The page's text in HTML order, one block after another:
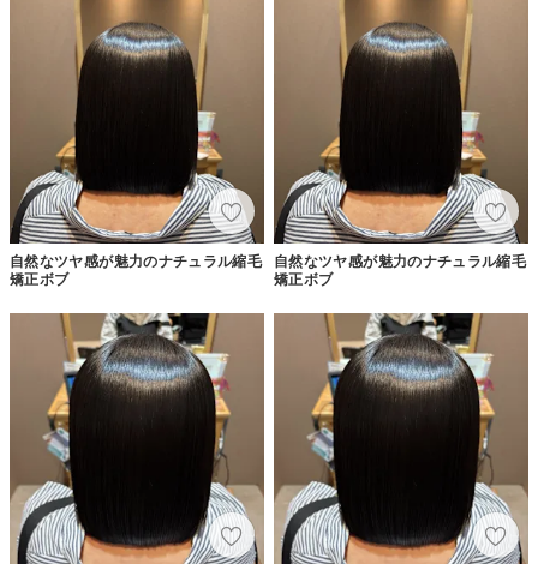
自然なツヤ感が魅力のナチュラル縮毛
矯正ボブ
自然なツヤ感が魅力のナチュラル縮毛
矯正ボブ